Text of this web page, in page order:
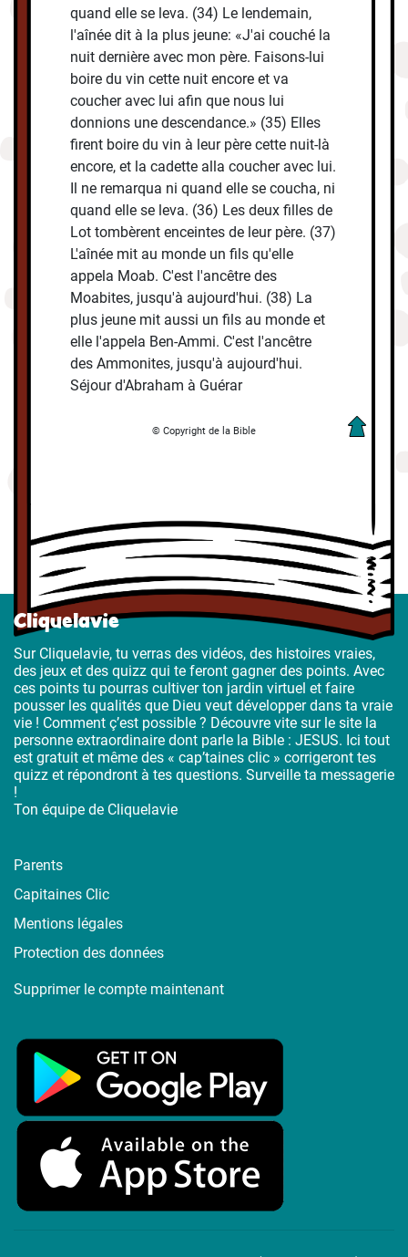
quand elle se leva. (34) Le lendemain,
l'aînée dit à la plus jeune: «J'ai couché la
nuit dernière avec mon père. Faisons-lui
boire du vin cette nuit encore et va
coucher avec lui afin que nous lui
donnions une descendance.» (35) Elles
firent boire du vin à leur père cette nuit-là
encore, et la cadette alla coucher avec lui.
Il ne remarqua ni quand elle se coucha, ni
quand elle se leva. (36) Les deux filles de
Lot tombèrent enceintes de leur père. (37)
L'aînée mit au monde un fils qu'elle
appela Moab. C'est l'ancêtre des
Moabites, jusqu'à aujourd'hui. (38) La
plus jeune mit aussi un fils au monde et
elle l'appela Ben-Ammi. C'est l'ancêtre
des Ammonites, jusqu'à aujourd'hui.
Séjour d'Abraham à Guérar
© Copyright de la Bible
Cliquelavie
Sur Cliquelavie, tu verras des vidéos, des histoires vraies,
des jeux et des quizz qui te feront gagner des points. Avec
ces points tu pourras cultiver ton jardin virtuel et faire
pousser les qualités que Dieu veut développer dans ta vraie
vie ! Comment ç’est possible ? Découvre vite sur le site la
personne extraordinaire dont parle la Bible : JESUS. Ici tout
est gratuit et même des « cap’taines clic » corrigeront tes
quizz et répondront à tes questions. Surveille ta messagerie
!
Ton équipe de Cliquelavie
Parents
Capitaines Clic
Mentions légales
Protection des données
Supprimer le compte maintenant